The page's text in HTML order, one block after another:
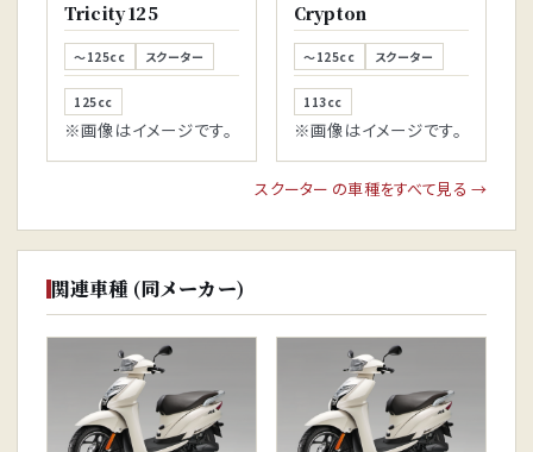
Tricity 125
～125cc スクーター
125cc
※画像はイメージです。
Crypton
～125cc スクーター
113cc
※画像はイメージです。
スクーター の車種をすべて見る →
関連車種 (同メーカー)